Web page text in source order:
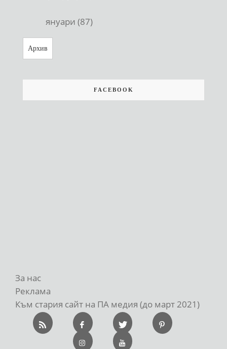
януари (87)
Архив
FACEBOOK
За нас
Реклама
Към стария сайт на ПА медия (до март 2021)